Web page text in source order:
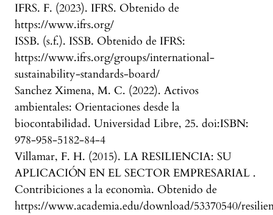
IFRS. F. (2023). IFRS. Obtenido de
https://www.ifrs.org/
ISSB. (s.f.). ISSB. Obtenido de IFRS:
https://www.ifrs.org/groups/international-
sustainability-standards-board/
Sanchez Ximena, M. C. (2022). Activos
ambientales: Orientaciones desde la
biocontabilidad. Universidad Libre, 25. doi:ISBN:
978-958-5182-84-4
Villamar, F. H. (2015). LA RESILIENCIA: SU
APLICACIÓN EN EL SECTOR EMPRESARIAL .
Contribiciones a la economìa. Obtenido de
https://www.academia.edu/download/53370540/